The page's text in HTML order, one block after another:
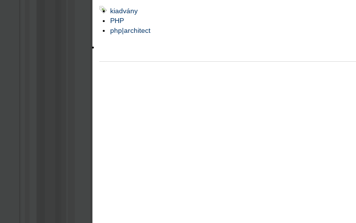
kiadvány
PHP
php|architect